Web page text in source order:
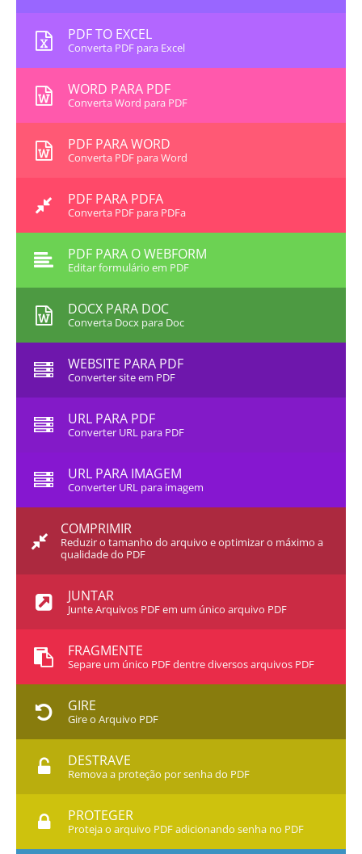
PDF TO EXCEL
Converta PDF para Excel
WORD PARA PDF
Converta Word para PDF
PDF PARA WORD
Converta PDF para Word
PDF PARA PDFA
Converta PDF para PDFa
PDF PARA O WEBFORM
Editar formulário em PDF
DOCX PARA DOC
Converta Docx para Doc
WEBSITE PARA PDF
Converter site em PDF
URL PARA PDF
Converter URL para PDF
URL PARA IMAGEM
Converter URL para imagem
COMPRIMIR
Reduzir o tamanho do arquivo e optimizar o máximo a
qualidade do PDF
JUNTAR
Junte Arquivos PDF em um único arquivo PDF
FRAGMENTE
Separe um único PDF dentre diversos arquivos PDF
GIRE
Gire o Arquivo PDF
DESTRAVE
Remova a proteção por senha do PDF
PROTEGER
Proteja o arquivo PDF adicionando senha no PDF